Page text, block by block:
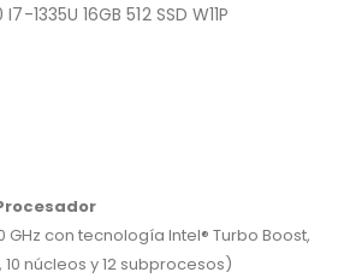
1335U 16GB 512 SSD W11P
GHz con tecnología Intel® Turbo Boost,
10 núcleos y 12 subprocesos)